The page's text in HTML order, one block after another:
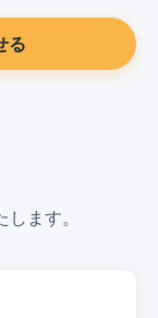
る
ます。